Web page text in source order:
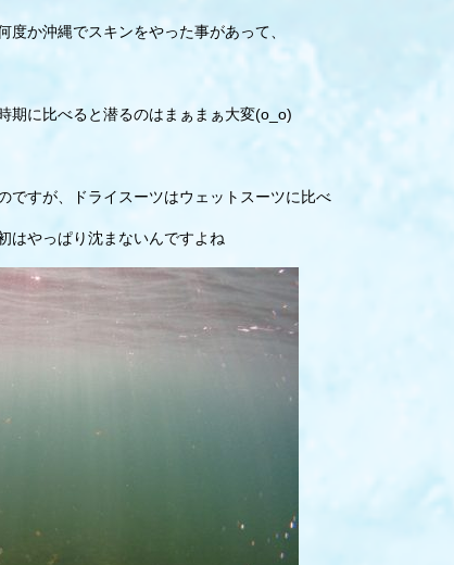
か沖縄でスキンをやった事があって、
期に比べると潜るのはまぁまぁ大変(o_o)
ですが、ドライスーツはウェットスーツに比べ
はやっぱり沈まないんですよね